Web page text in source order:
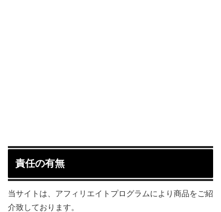
責任の有無
当サイトは、アフィリエイトプログラムにより商品をご紹
介致しております。